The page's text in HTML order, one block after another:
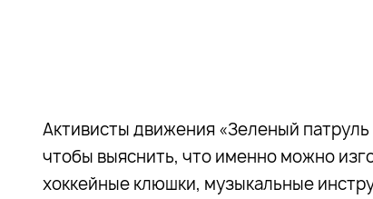
Активисты движения «Зеленый
чтобы выяснить, что именно можно
хоккейные клюшки, музыкальные